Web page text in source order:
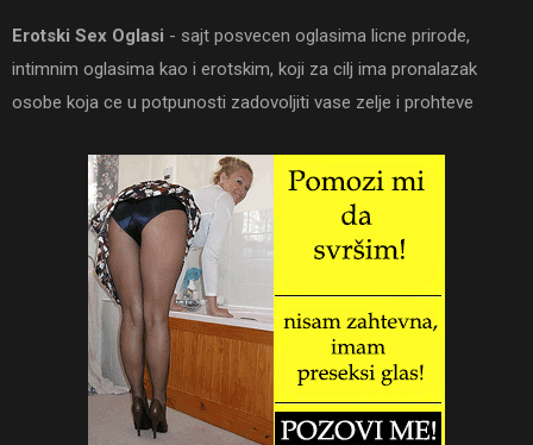
Erotski Sex Oglasi - sajt posvecen oglasima licne prirode,
intimnim oglasima kao i erotskim, koji za cilj ima pronalazak
osobe koja ce u potpunosti zadovoljiti vase zelje i prohteve